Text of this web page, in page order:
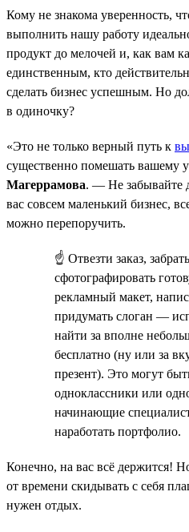
Кому не знакома уверенность,
выполнить нашу работу
продукт до мелочей и, как вам
единственным, кто
сделать бизнес успешным. Но
в одиночку?
«Это не только верный путь к
существенно помешать вашему
Магеррамова. — Не забывайте
вас совсем маленький бизнес,
можно перепоручить.
☝ Отвезти заказ,
сфотографировать
рекламный макет,
придумать слоган —
найти за вполне
бесплатно (ну или за
презент). Это могут
одноклассники или
начинающие
наработать портфолио.
Конечно, на вас всё держится!
от времени скидывать с себя
нужен отдых.